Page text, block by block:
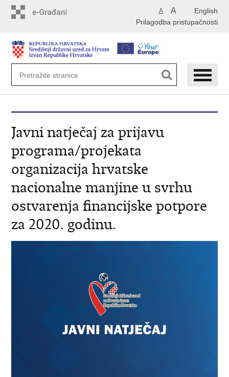
English
A A
Prilagodba pristupačnosti
Javni natječaj za prijavu
programa/projekata
organizacija hrvatske
nacionalne manjine u svrhu
ostvarenja financijske potpore
za 2020. godinu.